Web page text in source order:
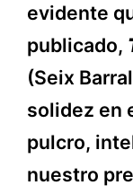
evidente
publicado,
(Seix
solidez en
pulcro,
nuestro